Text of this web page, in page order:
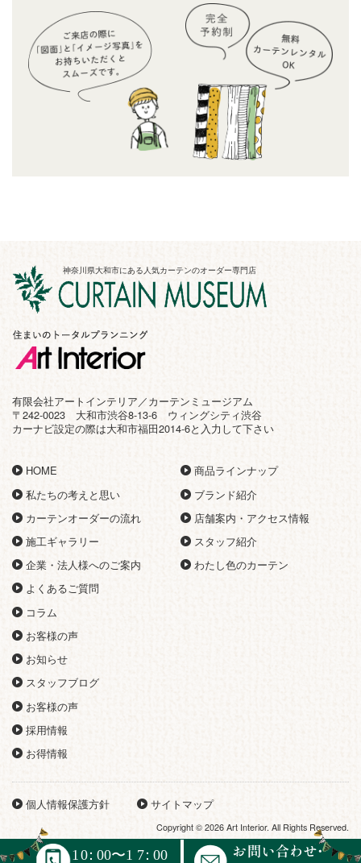
神奈川県大和市にある人気カーテンのオーダー専門店
有限会社アートインテリア／カーテンミュージアム
〒242-0023 大和市渋谷8-13-6 ウィングシティ渋谷
カーナビ設定の際は大和市福田2014-6と入力して下さい
HOME
私たちの考えと思い
カーテンオーダーの流れ
施工ギャラリー
企業・法人様へのご案内
よくあるご質問
コラム
商品ラインナップ
ブランド紹介
店舗案内・アクセス情報
スタッフ紹介
わたし色のカーテン
お客様の声
お知らせ
スタッフブログ
お客様の声
採用情報
お得情報
個人情報保護方針 サイトマップ
Copyright © 2026 Art Interior. All Rights Reserved.